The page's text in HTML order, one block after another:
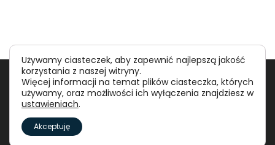
Polityka prywatności
©Polska Agencja Inwestycji i Handlu S.A.
Używamy ciasteczek, aby zapewnić najlepszą jakość
korzystania z naszej witryny.
Więcej informacji na temat plików ciasteczka, których
używamy, oraz możliwości ich wyłączenia znajdziesz w
ustawieniach.
Akceptuję